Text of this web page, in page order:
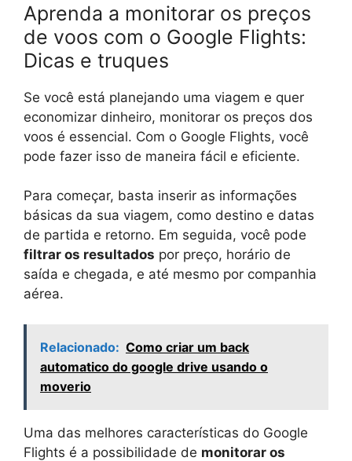
Aprenda a monitorar os preços
de voos com o Google Flights:
Dicas e truques
Se você está planejando uma viagem e quer
economizar dinheiro, monitorar os preços dos
voos é essencial. Com o Google Flights, você
pode fazer isso de maneira fácil e eficiente.
Para começar, basta inserir as informações
básicas da sua viagem, como destino e datas
de partida e retorno. Em seguida, você pode
filtrar os resultados por preço, horário de
saída e chegada, e até mesmo por companhia
aérea.
Relacionado: Como criar um back
automatico do google drive usando o
moverio
Uma das melhores características do Google
Flights é a possibilidade de monitorar os